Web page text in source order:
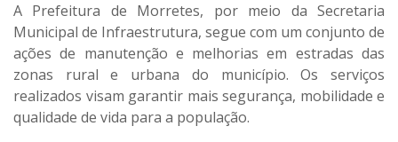
A Prefeitura de Morretes, por meio da Secretaria
Municipal de Infraestrutura, segue com um conjunto de
ações de manutenção e melhorias em estradas das
zonas rural e urbana do município. Os serviços
realizados visam garantir mais segurança, mobilidade e
qualidade de vida para a população.